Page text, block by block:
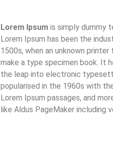
Lorem Ipsum is simply dummy
Lorem Ipsum has been the
1500s, when an unknown
make a type specimen book. It
the leap into electronic
popularised in the 1960s with
Lorem Ipsum passages, and
like Aldus PageMaker including